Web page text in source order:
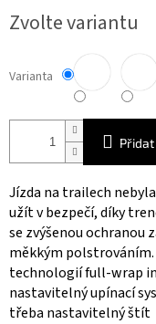
cena:
Zvolte variantu
Varianta
Jízda na trailech
užít v bezpečí, díky
se zvýšenou ochranou
měkkým polstrováním.
technologií full-wrap
nastavitelný upínací
třeba nastavitelný štít